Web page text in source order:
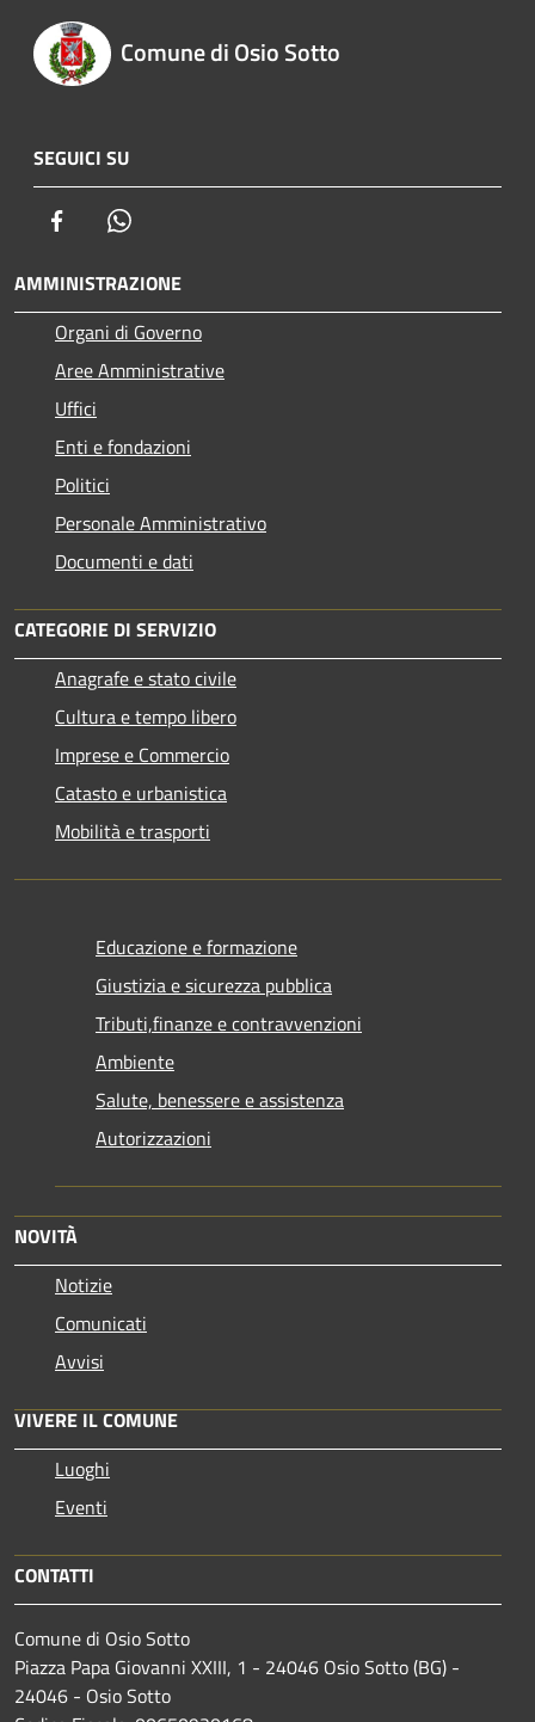
Comune di Osio Sotto
SEGUICI SU
Facebook
AMMINISTRAZIONE
Organi di Governo
Aree Amministrative
Uffici
Enti e fondazioni
Politici
Personale Amministrativo
Documenti e dati
CATEGORIE DI SERVIZIO
Anagrafe e stato civile
Cultura e tempo libero
Imprese e Commercio
Catasto e urbanistica
Mobilità e trasporti
Educazione e formazione
Giustizia e sicurezza pubblica
Tributi,finanze e contravvenzioni
Ambiente
Salute, benessere e assistenza
Autorizzazioni
NOVITÀ
Notizie
Comunicati
Avvisi
VIVERE IL COMUNE
Luoghi
Eventi
CONTATTI
Comune di Osio Sotto
Piazza Papa Giovanni XXIII, 1 - 24046 Osio Sotto (BG) -
24046 - Osio Sotto